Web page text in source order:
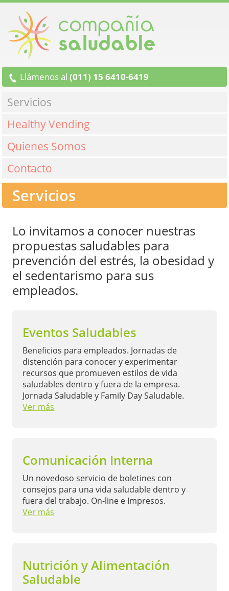
Llámenos al(011) 15 6410-6419
Servicios
Healthy Vending
Quienes Somos
Contacto
Servicios
Lo invitamos a conocer nuestras
propuestas saludables para
prevención del estrés, la obesidad y
el sedentarismo para sus
empleados.
Eventos Saludables
Beneficios para empleados. Jornadas de
distención para conocer y experimentar
recursos que promueven estilos de vida
saludables dentro y fuera de la empresa.
Jornada Saludable y Family Day Saludable.
Ver más
Comunicación Interna
Un novedoso servicio de boletines con
consejos para una vida saludable dentro y
fuera del trabajo. On-line e Impresos.
Ver más
Nutrición y Alimentación
Saludable